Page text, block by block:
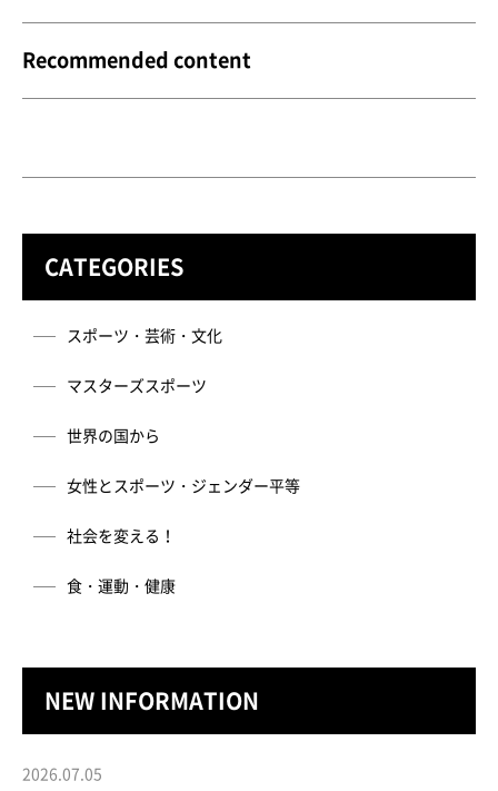
Recommended content
CATEGORIES
スポーツ・芸術・文化
マスターズスポーツ
世界の国から
女性とスポーツ・ジェンダー平等
社会を変える！
食・運動・健康
NEW INFORMATION
2026.07.05